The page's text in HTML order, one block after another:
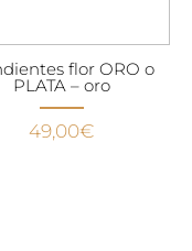
flor ORO o
PLATA – oro
49,00€